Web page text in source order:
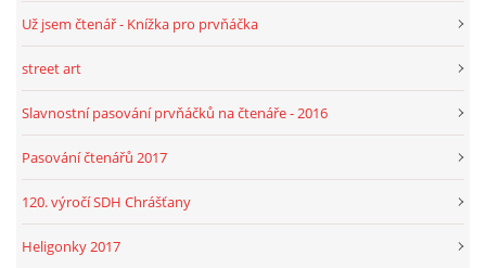
Už jsem čtenář - Knížka pro prvňáčka
street art
Slavnostní pasování prvňáčků na čtenáře - 2016
Pasování čtenářů 2017
120. výročí SDH Chrášťany
Heligonky 2017